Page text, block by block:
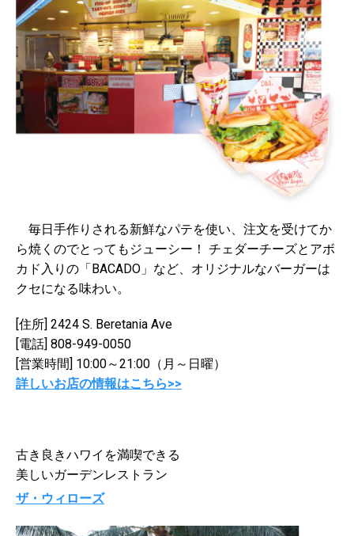
毎日手作りされる新鮮なパテを使い、注文を受けてか
ら焼くのでとってもジューシー！ チェダーチーズとアボ
カド入りの「BACADO」など、オリジナルなバーガーは
クセになる味わい。
[住所] 2424 S. Beretania Ave
[電話] 808-949-0050
[営業時間] 10:00～21:00（月～日曜）
詳しいお店の情報はこちら>>
古き良きハワイを満喫できる
美しいガーデンレストラン
ザ・ウィローズ